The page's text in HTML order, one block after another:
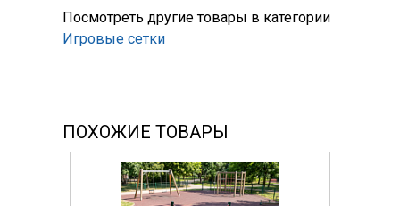
Посмотреть другие товары в категории
Игровые сетки
ПОХОЖИЕ ТОВАРЫ